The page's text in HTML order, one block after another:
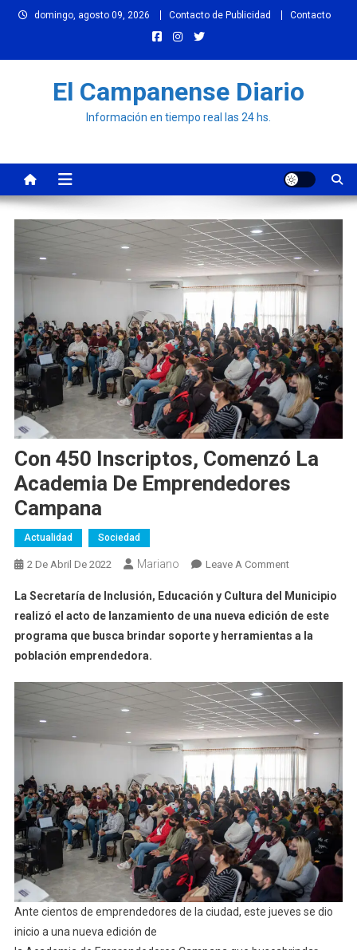
Skip
domingo, agosto 09, 2026 Contacto de Publicidad Contacto
El Campanense Diario
Información en tiempo real las 24 hs.
Con 450 Inscriptos, Comenzó La
Academia De Emprendedores
Campana
Actualidad Sociedad
2 De Abril De 2022 Mariano Leave A CommentOn
450
Inscriptos,
Comenzó
De
Campana
La Secretaría de Inclusión, Educación y Cultura del Municipio
realizó el acto de lanzamiento de una nueva edición de este
programa que busca brindar soporte y herramientas a la
población emprendedora.
Ante cientos de emprendedores de la ciudad, este jueves se dio
inicio a una nueva edición de